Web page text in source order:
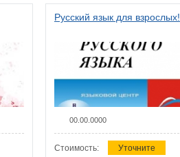
Русский язык для взрослых!
00.00.0000
Стоимость: Уточните